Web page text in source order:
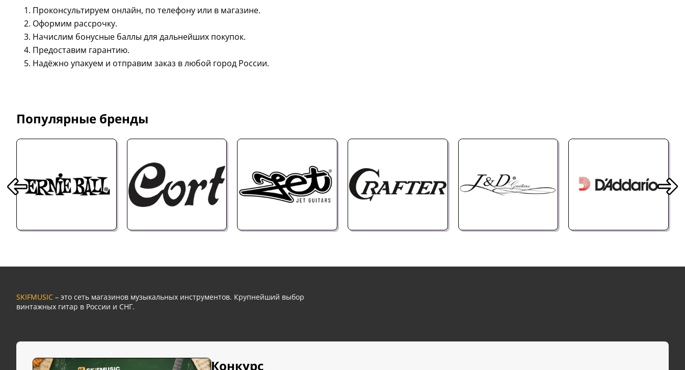
Проконсультируем онлайн, по телефону или в магазине.
Оформим рассрочку.
Начислим бонусные баллы для дальнейших покупок.
Предоставим гарантию.
Надёжно упакуем и отправим заказ в любой город России.
Популярные бренды
SKIFMUSIC – это сеть магазинов музыкальных инструментов. Крупнейший выбор
винтажных гитар в России и СНГ.
Конкурс